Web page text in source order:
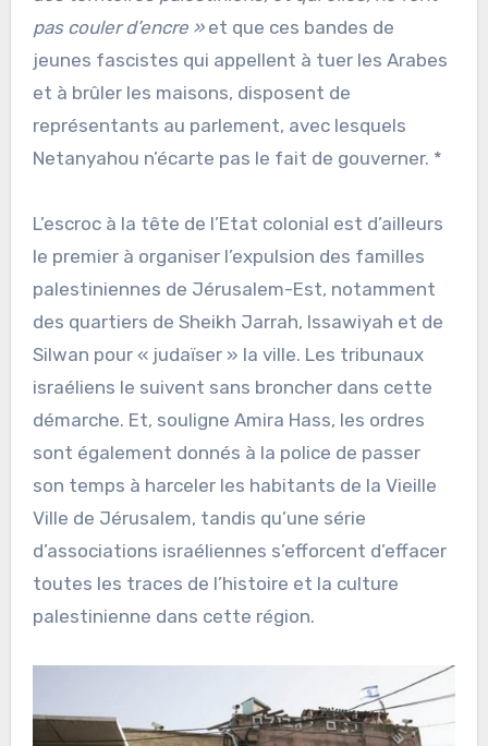
pas couler d’encre »et que ces bandes de
jeunes fascistes qui appellent à tuer les Arabes
et à brûler les maisons, disposent de
représentants au parlement, avec lesquels
Netanyahou n’écarte pas le fait de gouverner. *
L’escroc à la tête de l’Etat colonial est d’ailleurs
le premier à organiser l’expulsion des familles
palestiniennes de Jérusalem-Est, notamment
des quartiers de Sheikh Jarrah, Issawiyah et de
Silwan pour « judaïser » la ville. Les tribunaux
israéliens le suivent sans broncher dans cette
démarche. Et, souligne Amira Hass, les ordres
sont également donnés à la police de passer
son temps à harceler les habitants de la Vieille
Ville de Jérusalem, tandis qu’une série
d’associations israéliennes s’efforcent d’effacer
toutes les traces de l’histoire et la culture
palestinienne dans cette région.